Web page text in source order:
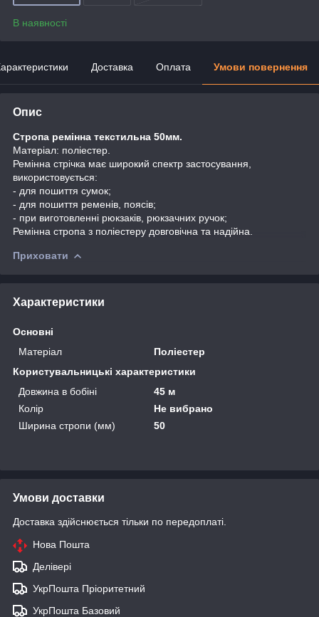
В наявності
Доставка Оплата Умови повернення
Опис
Стропа ремінна текстильна 50мм.
Матеріал: поліестер.
Ремінна стрічка має широкий спектр застосування,
використовується:
- для пошиття сумок;
- для пошиття ременів, поясів;
- при виготовленні рюкзаків, рюкзачних ручок;
Ремінна стропа з поліестеру довговічна та надійна.
Приховати
Характеристики
Основні
Матеріал
Поліестер
Користувальницькі характеристики
Довжина в бобіні
45 м
Колір
Не вибрано
Ширина стропи (мм)
50
Умови доставки
Доставка здійснюється тільки по передоплаті.
Нова Пошта
Делівері
УкрПошта Пріоритетний
УкрПошта Базовий